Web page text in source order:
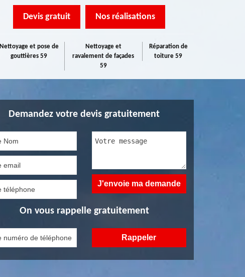
Devis gratuit Nos réalisations
Nettoyage et pose de
gouttières 59
Nettoyage et
ravalement de façades
59
Réparation de
toiture 59
Demandez votre devis gratuitement
On vous rappelle gratuitement